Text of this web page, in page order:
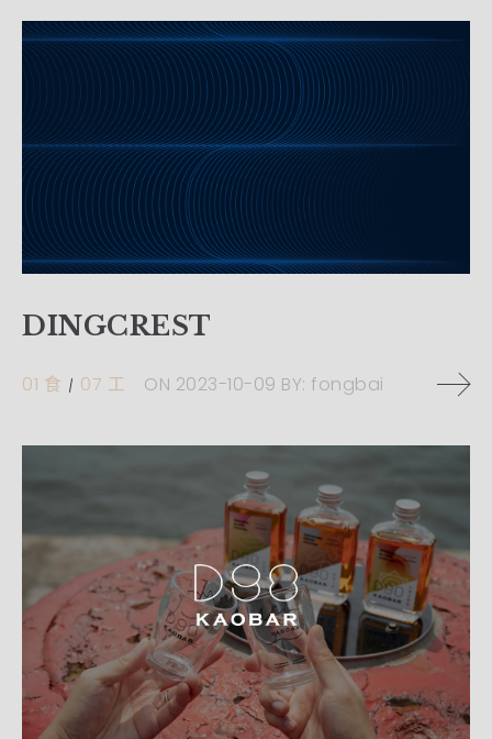
DINGCREST
01 食 07 工 ON 2023-10-09 BY: fongbai